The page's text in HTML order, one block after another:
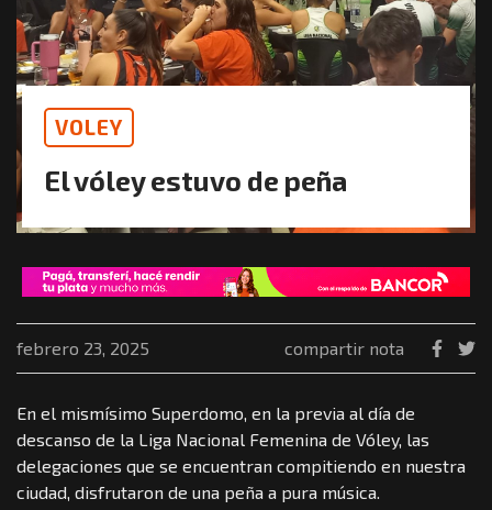
VOLEY
El vóley estuvo de peña
febrero 23, 2025 compartir nota
En el mismísimo Superdomo, en la previa al día de
descanso de la Liga Nacional Femenina de Vóley, las
delegaciones que se encuentran compitiendo en nuestra
ciudad, disfrutaron de una peña a pura música.